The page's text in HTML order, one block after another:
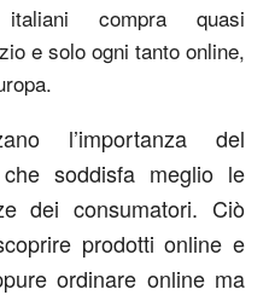
compra quasi
e solo ogni tanto online,
l’importanza del
soddisfa meglio le
dei consumatori. Ciò
prodotti online e
ordinare online ma